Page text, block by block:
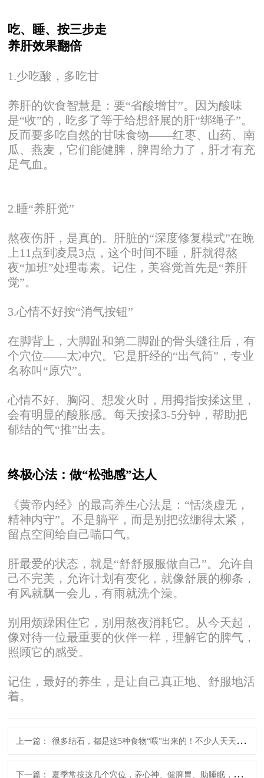
吃、睡、按三步走
养肝效果翻倍
1.少吃酸，多吃甘
养肝的饮食智慧是：要“省酸增甘”。因为酸味
是“收”的，吃多了等于给想舒展的肝“绑绳子”。
反而要多吃自然的甘味食物——红枣、山药、南
瓜、燕麦，它们能健脾，脾胃给力了，肝才有充
足气血。
2.睡“养肝觉”
熬夜伤肝，是真的。肝脏的“深度修复模式”在晚
上11点到凌晨3点，这个时间不睡，肝就得熬
夜“加班”处理毒素。记住，美容觉首先是“养肝
觉”。
3.心情不好按“消气按钮”
在脚背上，大脚趾和第二脚趾的骨头缝往后，有
个穴位——太冲穴。它是肝经的“出气筒”，专业
名称叫“原穴”。
心情不好、胸闷、想发火时，用拇指按揉这里，
会有明显的酸胀感。每天按揉3-5分钟，帮助把
郁结的气“推”出去。
终极心法：做“松弛感”达人
《黄帝内经》的最高养生心法是：“恬淡虚无，
精神内守”。不是躺平，而是别把弦绷得太紧，
留点空间给自己喘口气。
肝最爱的状态，就是“舒舒服服做自己”。允许自
己不完美，允许计划有变化，就像舒展的柳条，
有风就飘一会儿，有雨就洗个澡。
别用烦躁困住它，别用熬夜消耗它。从今天起，
像对待一位最重要的伙伴一样，理解它的脾气，
照顾它的感受。
记住，最好的养生，是让自己真正地、舒服地活
着。
上一篇： 很多结石，都是这5种食物“喂”出来的！不少人天天吃，难怪身体总不舒服
下一篇： 夏季常按这几个穴位，养心神、健脾胃、助睡眠，助力夏季养生